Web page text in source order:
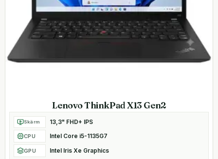
Lenovo ThinkPad X13 Gen2
Skärm 13,3" FHD+ IPS
CPU Intel Core i5-1135G7
GPU Intel Iris Xe Graphics